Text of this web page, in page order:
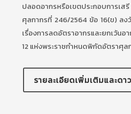
ปลอดอากรหรือเขตประกอบการ
ศุลกากรที่ 246/2564 ข้อ 16(ข) ล
เรื่องการลดอัตราอากรและยกเว้นอ
12 แห่งพระราชกำหนดพิกัดอัตราศุล
รายละเอียดเพิ่มเติมและดา